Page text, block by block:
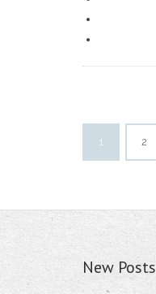
1 2
New Posts